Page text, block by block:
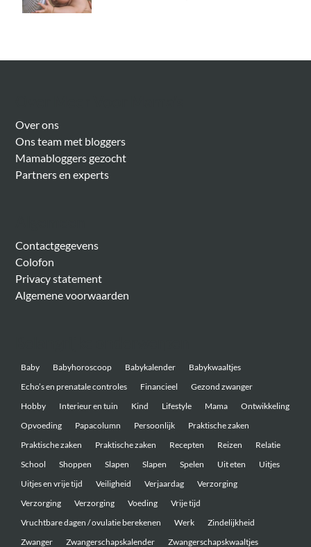
Over ons
Ons team met bloggers
Mamabloggers gezocht
Partners en experts
Contactgegevens
Colofon
Privacy statement
Algemene voorwaarden
Baby Babyhoroscoop Babykalender
Babykwaaltjes
Echo’s en prenatale controles
Financieel
Gezond zwanger
Hobby
Interieur en tuin Kind Lifestyle Mama
Ontwikkeling
Opvoeding
Papacolumn Persoonlijk
Praktische zaken
Praktische zaken
Praktische zaken Recepten Reizen
Relatie
School
Shoppen Slapen Slapen Spelen Uit eten
Uitjes
Uitjes en vrije tijd
Veiligheid Verjaardag
Verzorging
Verzorging
Verzorging Voeding
Vrije tijd
Vruchtbare dagen / ovulatie berekenen
Werk
Zindelijkheid
Zwanger
Zwangerschapskalender Zwangerschapskwaaltjes